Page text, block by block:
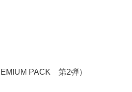
PACK 第2弾）